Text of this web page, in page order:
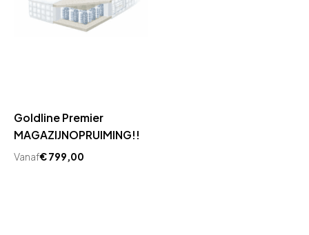
Goldline Premier
MAGAZIJNOPRUIMING!!
Vanaf€799,00